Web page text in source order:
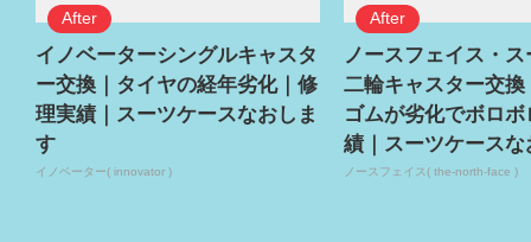
イノベーターシングルキャスタ
ー交換｜タイヤの経年劣化｜修
理実績｜スーツケースなおしま
す
イノベーター( innovator )
ノースフェイス・
二輪キャスター交換
ゴムが劣化でボロ
績｜スーツケースな
ノースフェイス( the-north-face )